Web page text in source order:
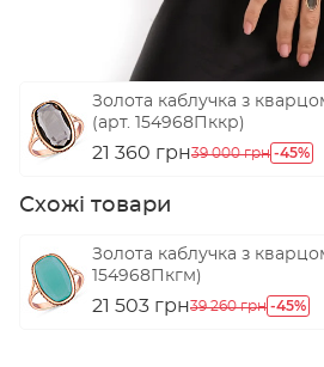
Золота каблучка з
(арт. 154968Пккр)
21 360 грн39 000 грн -45%
Схожі товари
Золота каблучка з
154968Пкгм)
21 503 грн39 260 грн -45%